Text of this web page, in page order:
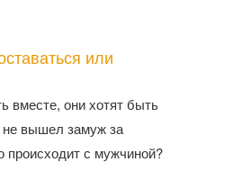
или
вместе, они хотят быть
вышел замуж за
происходит с мужчиной?